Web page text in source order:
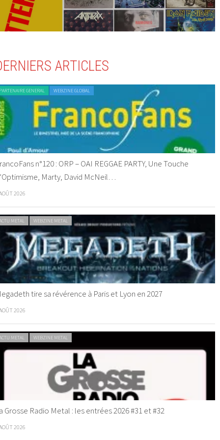
ARTICLES
GENERAL WEBZINE GLOBAL
n°120 : ORP – OAI REGGAE PARTY, Une Touche
Marty, David McNeil…
2026
METAL WEBZINE METAL
tire sa révérence à Paris et Lyon en 2027
2026
METAL WEBZINE METAL
Grosse Radio Metal : les entrées 2026 #31 et #32
2026